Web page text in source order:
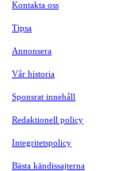
Kontakta oss
Tipsa
Annonsera
Vår historia
Sponsrat innehåll
Redaktionell policy
Integritetspolicy
Bästa kändissajterna